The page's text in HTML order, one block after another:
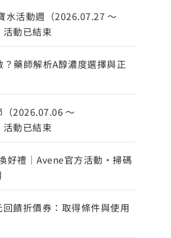
水活動週（2026.07.27 ～
動已結束
？藥師解析A醇濃度選擇與正
2026.07.06 ～
動已結束
好禮｜Avene官方活動・掃碼
回饋折價券：取得條件與使用